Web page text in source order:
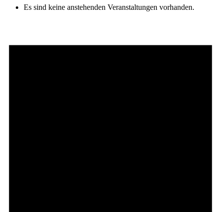
Es sind keine anstehenden Veranstaltungen vorhanden.